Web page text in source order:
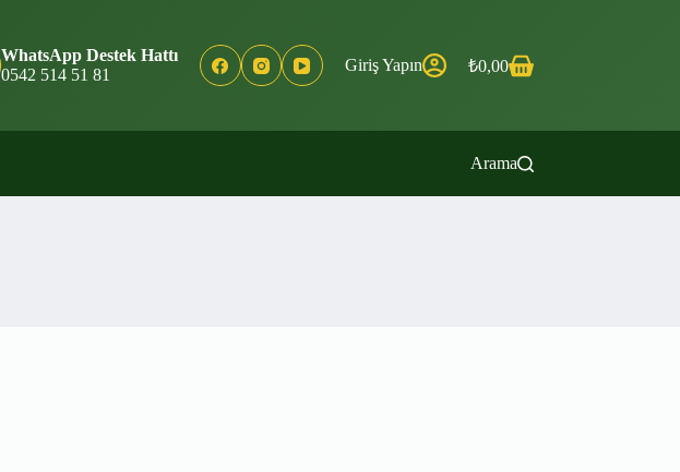
WhatsApp Destek Hattı
0542 514 51 81
Giriş Yapın
Shopping
₺0,00
Arama